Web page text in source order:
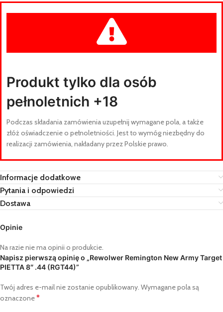
Produkt tylko dla osób
pełnoletnich +18
Podczas składania zamówienia uzupełnij wymagane pola, a także
złóż oświadczenie o pełnoletniości. Jest to wymóg niezbędny do
realizacji zamówienia, nakładany przez Polskie prawo.
Informacje dodatkowe
Pytania i odpowiedzi
Dostawa
Opinie
Na razie nie ma opinii o produkcie.
Napisz pierwszą opinię o „Rewolwer Remington New Army Target
PIETTA 8″ .44 (RGT44)”
Twój adres e-mail nie zostanie opublikowany. Wymagane pola są
oznaczone*